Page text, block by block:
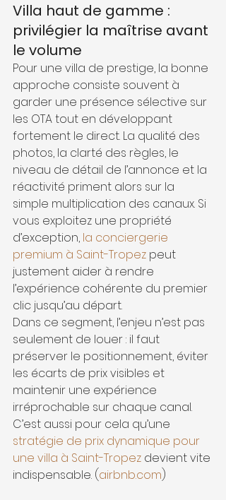
Villa haut de gamme :
privilégier la maîtrise avant
le volume
Pour une villa de prestige, la bonne
approche consiste souvent à
garder une présence sélective sur
les OTA tout en développant
fortement le direct. La qualité des
photos, la clarté des règles, le
niveau de détail de l’annonce et la
réactivité priment alors sur la
simple multiplication des canaux. Si
vous exploitez une propriété
d’exception, la conciergerie
premium à Saint-Tropez peut
justement aider à rendre
l’expérience cohérente du premier
clic jusqu’au départ.
Dans ce segment, l’enjeu n’est pas
seulement de louer : il faut
préserver le positionnement, éviter
les écarts de prix visibles et
maintenir une expérience
irréprochable sur chaque canal.
C’est aussi pour cela qu’une
stratégie de prix dynamique pour
une villa à Saint-Tropez devient vite
indispensable. (airbnb.com)